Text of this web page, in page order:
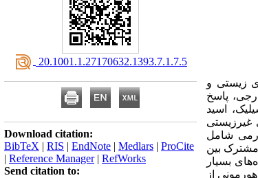
زیستی و
پاسخ
اسید
غیرزیستی
شامل
مشترک بین
بسیار
از
‎ 20.1001.1.27170632.1393.7.1.7.5
Download citation:
BibTeX | RIS | EndNote | Medlars | ProCite
| Reference Manager| RefWorks
Send citation to: